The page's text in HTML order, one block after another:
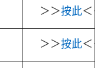
＞＞按此＜＜
＞＞按此＜＜